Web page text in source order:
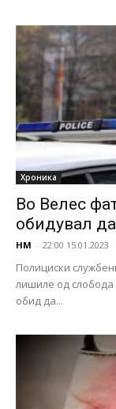
Хроника
Во Велес
обидувал
НМ - 22:00 15.01.2023
Полициски
лишиле од слобода
обид да...